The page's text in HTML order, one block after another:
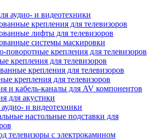
аудио- и видеотехники
крепления для телевизоров
лифты для телевизоров
системы маскировки
поворотные крепления для телевизоров
крепления для телевизоров
крепления для телевизоров
крепления для телевизоров
и кабель-каналы для AV компонентов
для акустики
и видеотехники
настольные подставки для
телевизоры с электрокамином